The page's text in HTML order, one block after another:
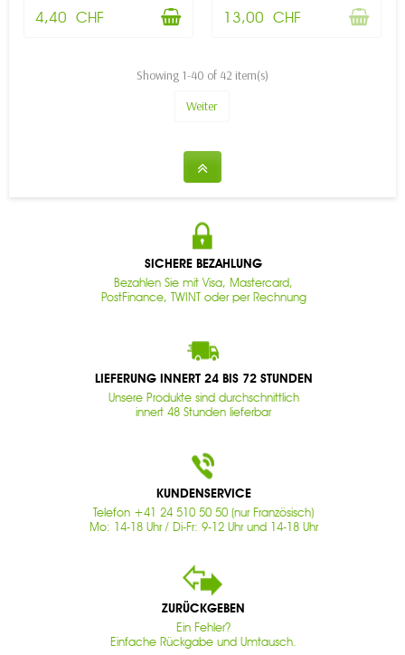
4,40 CHF 13,00 CHF
Showing 1-40 of 42 item(s)
Weiter
SICHERE BEZAHLUNG
Bezahlen Sie mit Visa, Mastercard,
PostFinance, TWINT oder per Rechnung
LIEFERUNG INNERT 24 BIS 72 STUNDEN
Unsere Produkte sind durchschnittlich
innert 48 Stunden lieferbar
KUNDENSERVICE
Telefon +41 24 510 50 50 (nur Französisch)
Mo: 14-18 Uhr / Di-Fr: 9-12 Uhr und 14-18 Uhr
ZURÜCKGEBEN
Ein Fehler?
Einfache Rückgabe und Umtausch.